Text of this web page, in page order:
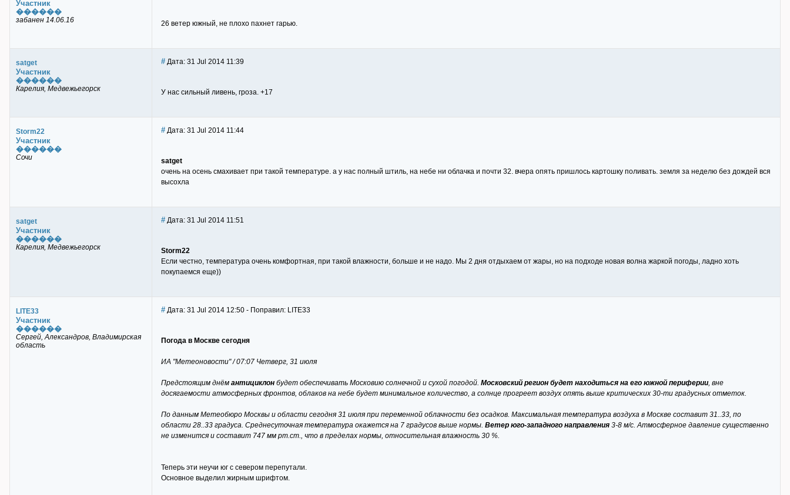
Участник
������
забанен 14.06.16 26 ветер южный, не плохо пахнет гарью.
satget
Участник
������
Карелия, Медвежьегорск
# Дата: 31 Jul 2014 11:39
У нас сильный ливень, гроза. +17
Storm22
Участник
������
Сочи
# Дата: 31 Jul 2014 11:44
satget
очень на осень смахивает при такой температуре. а у нас полный штиль, на небе ни облачка и почти 32. вчера опять пришлось картошку поливать. земля за неделю без дождей вся
высохла
satget
Участник
������
Карелия, Медвежьегорск
# Дата: 31 Jul 2014 11:51
Storm22
Если честно, температура очень комфортная, при такой влажности, больше и не надо. Мы 2 дня отдыхаем от жары, но на подходе новая волна жаркой погоды, ладно хоть
покупаемся еще))
LITE33
Участник
������
Сергей, Александров, Владимирская
область
# Дата: 31 Jul 2014 12:50 - Поправил: LITE33
Погода в Москве сегодня
ИА "Метеоновости" / 07:07 Четверг, 31 июля
Предстоящим днём антициклон будет обеспечивать Московию солнечной и сухой погодой. Московский регион будет находиться на его южной периферии, вне
досягаемости атмосферных фронтов, облаков на небе будет минимальное количество, а солнце прогреет воздух опять выше критических 30-ти градусных отметок.
По данным Метеобюро Москвы и области сегодня 31 июля при переменной облачности без осадков. Максимальная температура воздуха в Москве составит 31..33, по
области 28..33 градуса. Среднесуточная температура окажется на 7 градусов выше нормы. Ветер юго-западного направления 3-8 м/с. Атмосферное давление существенно
не изменится и составит 747 мм рт.ст., что в пределах нормы, относительная влажность 30 %.
Теперь эти неучи юг с севером перепутали.
Основное выделил жирным шрифтом.